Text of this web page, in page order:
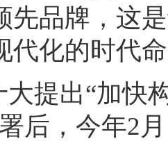
先品牌，这
代化的时代
提出“加快
后，今年2